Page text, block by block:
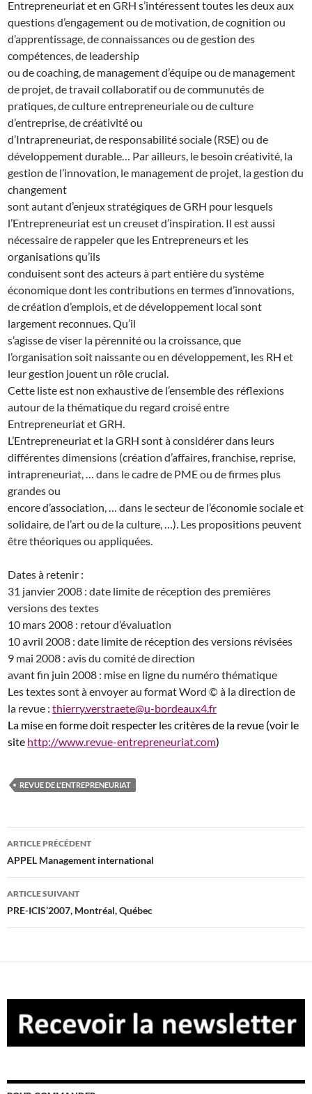
Entrepreneuriat et en GRH s’intéressent toutes les deux aux
questions d’engagement ou de motivation, de cognition ou
d’apprentissage, de connaissances ou de gestion des
compétences, de leadership
ou de coaching, de management d’équipe ou de management
de projet, de travail collaboratif ou de communutés de
pratiques, de culture entrepreneuriale ou de culture
d’entreprise, de créativité ou
d’Intrapreneuriat, de responsabilité sociale (RSE) ou de
développement durable… Par ailleurs, le besoin créativité, la
gestion de l’innovation, le management de projet, la gestion du
changement
sont autant d’enjeux stratégiques de GRH pour lesquels
l’Entrepreneuriat est un creuset d’inspiration. Il est aussi
nécessaire de rappeler que les Entrepreneurs et les
organisations qu’ils
conduisent sont des acteurs à part entière du système
économique dont les contributions en termes d’innovations,
de création d’emplois, et de développement local sont
largement reconnues. Qu’il
s’agisse de viser la pérennité ou la croissance, que
l’organisation soit naissante ou en développement, les RH et
leur gestion jouent un rôle crucial.
Cette liste est non exhaustive de l’ensemble des réflexions
autour de la thématique du regard croisé entre
Entrepreneuriat et GRH.
L’Entrepreneuriat et la GRH sont à considérer dans leurs
différentes dimensions (création d’affaires, franchise, reprise,
intrapreneuriat, … dans le cadre de PME ou de firmes plus
grandes ou
encore d’association, … dans le secteur de l’économie sociale et
solidaire, de l’art ou de la culture, …). Les propositions peuvent
être théoriques ou appliquées.
Dates à retenir :
31 janvier 2008 : date limite de réception des premières
versions des textes
10 mars 2008 : retour d’évaluation
10 avril 2008 : date limite de réception des versions révisées
9 mai 2008 : avis du comité de direction
avant fin juin 2008 : mise en ligne du numéro thématique
Les textes sont à envoyer au format Word © à la direction de
la revue :thierry.verstraete@u-bordeaux4.fr
La mise en forme doit respecter les critères de la revue (voir le
site http://www.revue-entrepreneuriat.com)
REVUE DE L'ENTREPRENEURIAT
Navigation
des
articles
ARTICLE PRÉCÉDENT
APPEL Management international
ARTICLE SUIVANT
PRE-ICIS’2007, Montréal, Québec